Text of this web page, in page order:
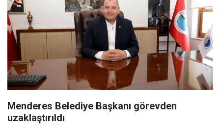
Menderes Belediye Başkanı görevden
uzaklaştırıldı